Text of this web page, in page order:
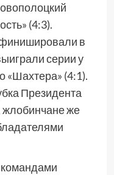
(4:3).
в
серии у
«Шахтера» (4:1).
Президента
жлобинчане же